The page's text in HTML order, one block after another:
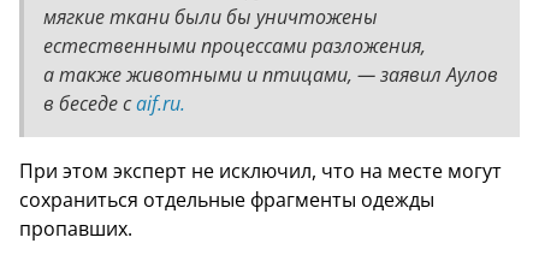
мягкие ткани были бы уничтожены
естественными процессами разложения,
а также животными и птицами, — заявил Аулов
в беседе сaif.ru.
При этом эксперт не исключил, что на месте могут
сохраниться отдельные фрагменты одежды
пропавших.